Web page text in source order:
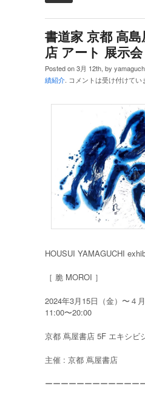
書道家 京都 高
店 アート 展示
Posted on 3月 12th, by
績紹介. コメントは受け付けてい
HOUSUI YAMAGUCHI
［ 脆 MOROI ］
2024年3月15日（金）〜４
11:00〜20:00
京都 蔦屋書店 5F エキシビ
主催 : 京都 蔦屋書店
ーーーーーーーーーーーー